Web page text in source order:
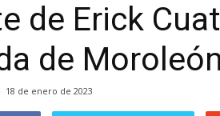
de Erick
de Moroleón
18 de enero de 2023